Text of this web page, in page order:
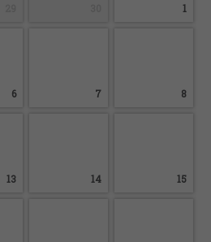
1
6 7 8
13 14 15